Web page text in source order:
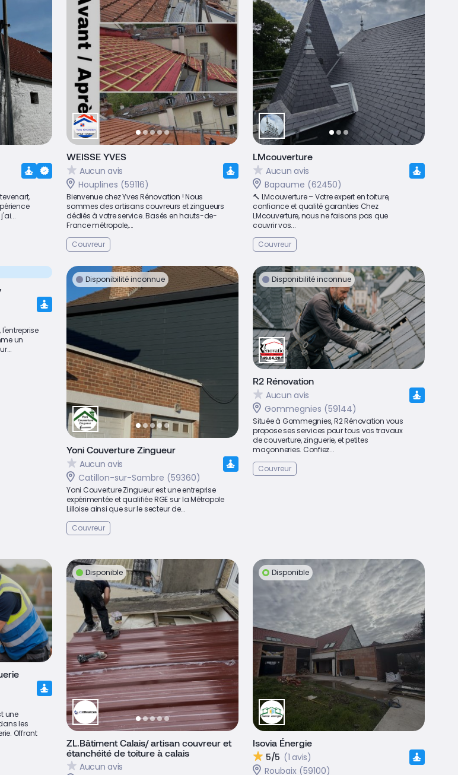
WEISSE YVES
Aucun avis
Houplines (59116)
Bienvenue chez Yves Rénovation ! Nous
sommes des artisans couvreurs et zingueurs
dédiés à votre service. Basés en hauts-de-
France métropole,...
Couvreur
LMcouverture
Aucun avis
Bapaume (62450)
🔨 LMcouverture – Votre expert en toiture,
confiance et qualité garanties Chez
LMcouverture, nous ne faisons pas que
couvrir vos...
Couvreur
un
Disponibilité inconnue
Yoni Couverture Zingueur
Aucun avis
Catillon-sur-Sambre (59360)
Yoni Couverture Zingueur est une entreprise
expérimentée et qualifiée RGE sur la Métropole
Lilloise ainsi que sur le secteur de...
Couvreur
Disponibilité inconnue
R2 Rénovation
Aucun avis
Gommegnies (59144)
Située à Gommegnies, R2 Rénovation vous
propose ses services pour tous vos travaux
de couverture, zinguerie, et petites
maçonneries. Confiez...
Couvreur
une
les
Offrant
Disponible
ZL.Bâtiment Calais/ artisan couvreur et
étanchéité de toiture à calais
Aucun avis
Disponible
Isovia Énergie
5/5 (1 avis)
Roubaix (59100)